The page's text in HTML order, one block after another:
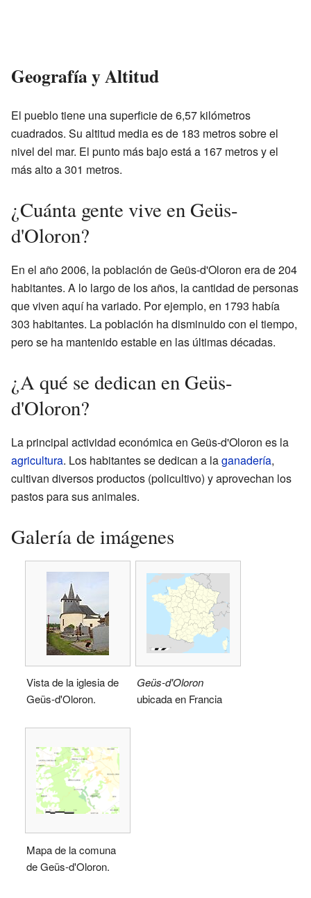
Geografía y Altitud
El pueblo tiene una superficie de 6,57 kilómetros
cuadrados. Su altitud media es de 183 metros sobre el
nivel del mar. El punto más bajo está a 167 metros y el
más alto a 301 metros.
¿Cuánta gente vive en Geüs-
d'Oloron?
En el año 2006, la población de Geüs-d'Oloron era de 204
habitantes. A lo largo de los años, la cantidad de personas
que viven aquí ha variado. Por ejemplo, en 1793 había
303 habitantes. La población ha disminuido con el tiempo,
pero se ha mantenido estable en las últimas décadas.
¿A qué se dedican en Geüs-
d'Oloron?
La principal actividad económica en Geüs-d'Oloron es la
agricultura. Los habitantes se dedican a laganadería,
cultivan diversos productos (policultivo) y aprovechan los
pastos para sus animales.
Galería de imágenes
Vista de la iglesia de
Geüs-d'Oloron.
Geüs-d'Oloron
ubicada en Francia
Mapa de la comuna
de Geüs-d'Oloron.